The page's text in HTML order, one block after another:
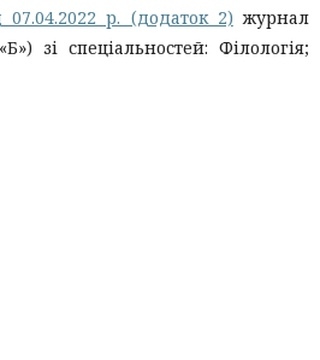
р. (додаток 2) журнал
зі спеціальностей: Філологія;